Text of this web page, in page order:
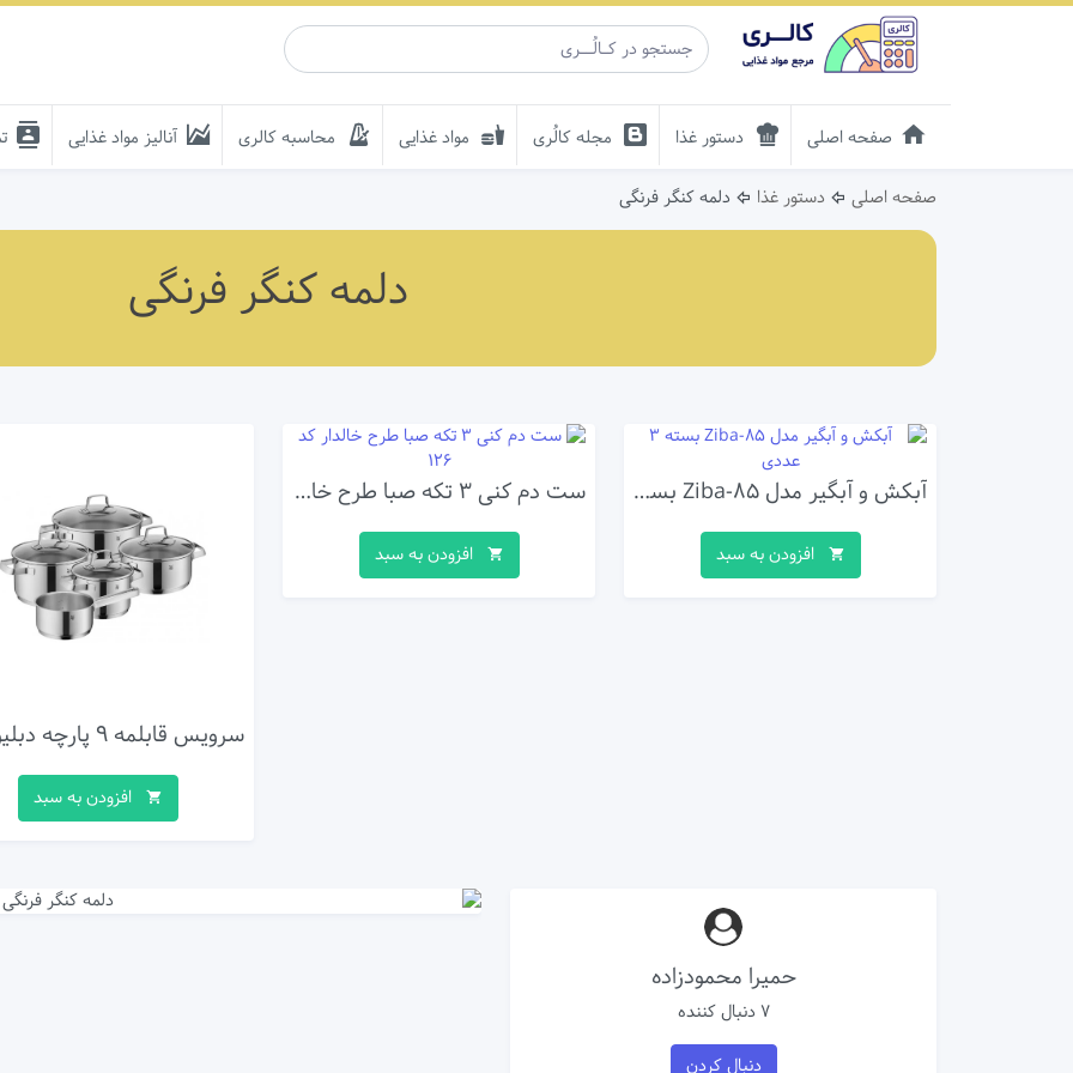
صفحه اصلی دستور غذا مجله کالُری مواد غذایی محاسبه کالری آنالیز مواد غذایی
صفحه اصلی دستور غذا دلمه کنگر فرنگی
دلمه کنگر فرنگی
آبکش و آبگیر مدل Ziba-85 بسته 3 عددی
افزودن به سبد
ست دم کنی 3 تکه صبا طرح خالدار کد 126
افزودن به سبد
افزودن به سبد
حمیرا محمودزاده
7 دنبال کننده
دنبال کردن